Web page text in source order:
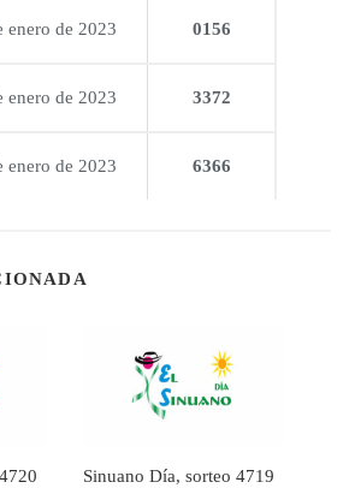
enero de 2023 0156
enero de 2023 3372
enero de 2023 6366
Sinuano Día, sorteo 4719